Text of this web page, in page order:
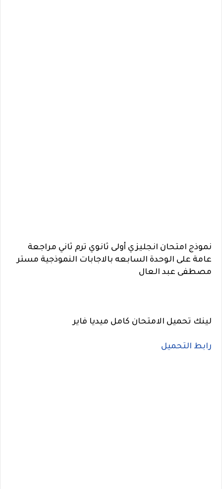
نموذج امتحان انجليزي أولى ثانوي ترم ثاني مراجعة
عامة على الوحدة السابعه بالاجابات النموذجية مستر
مصطفى عبد العال
لينك تحميل الامتحان كامل ميديا فاير
رابط التحميل